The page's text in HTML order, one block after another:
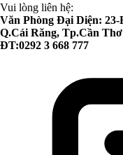
Vui lòng liên hệ:
Văn Phòng Đại Diện:
Q.Cái Răng, Tp.Cần Thơ
ĐT:0292 3 668 777